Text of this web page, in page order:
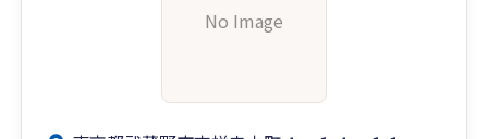
No Image